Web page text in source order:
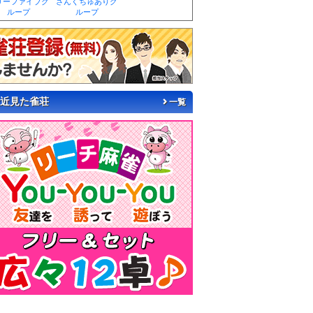
ループ
ループ
見た雀荘 一覧